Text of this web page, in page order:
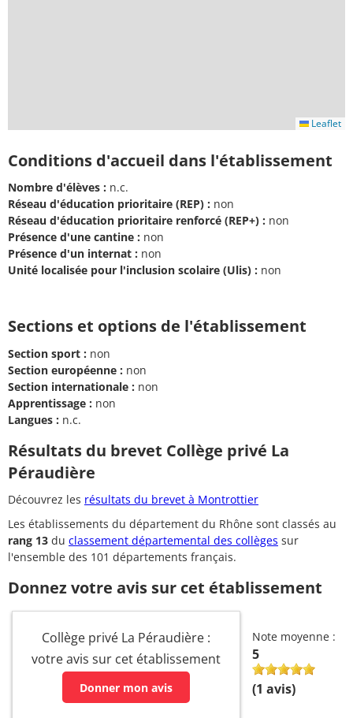
Leaflet
Conditions d'accueil dans l'établissement
Nombre d'élèves : n.c.
Réseau d'éducation prioritaire (REP) : non
Réseau d'éducation prioritaire renforcé (REP+) : non
Présence d'une cantine : non
Présence d'un internat : non
Unité localisée pour l'inclusion scolaire (Ulis) : non
Sections et options de l'établissement
Section sport : non
Section européenne : non
Section internationale : non
Apprentissage : non
Langues : n.c.
Résultats du brevet Collège privé La
Péraudière
Découvrez les résultats du brevet à Montrottier
Les établissements du département du Rhône sont classés au
rang 13 du classement départemental des collèges sur
l'ensemble des 101 départements français.
Donnez votre avis sur cet établissement
Collège privé La Péraudière :
votre avis sur cet établissement
Donner mon avis
Note moyenne :
5
(1 avis)